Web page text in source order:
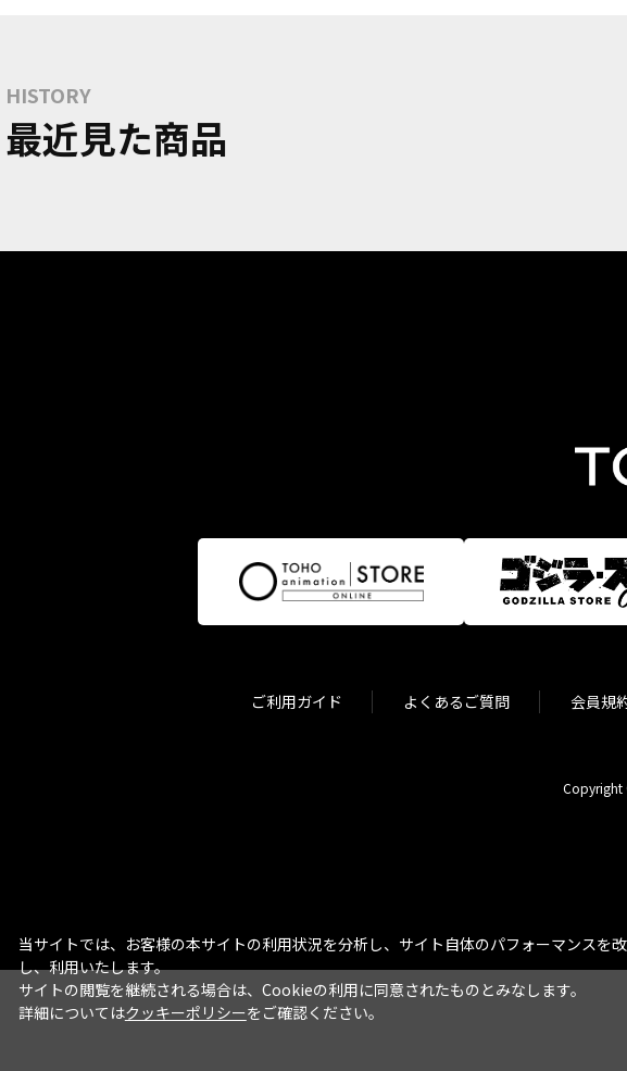
HISTORY
最近見た商品
ご利用ガイド よくあるご質問 会員規
Copyright
当サイトでは、お客様の本サイトの利用状況を分析し、サイト自体のパフォーマンス
し、利用いたします。
サイトの閲覧を継続される場合は、Cookieの利用に同意されたものとみなします。
詳細についてはクッキーポリシーをご確認ください。